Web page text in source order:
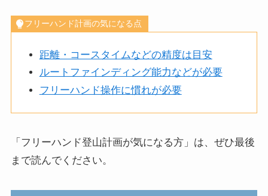
フリーハンド計画の気になる点
距離・コースタイムなどの精度は目安
ルートファインディング能力などが必要
フリーハンド操作に慣れが必要
「フリーハンド登山計画が気になる方」は、ぜひ最後
まで読んでください。